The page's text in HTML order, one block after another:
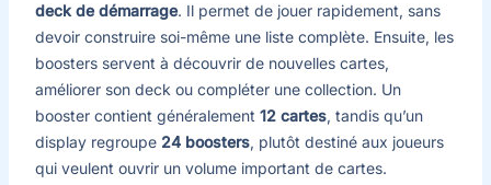
deck de démarrage. Il permet de jouer rapidement, sans
devoir construire soi-même une liste complète. Ensuite, les
boosters servent à découvrir de nouvelles cartes,
améliorer son deck ou compléter une collection. Un
booster contient généralement 12 cartes, tandis qu’un
display regroupe 24 boosters, plutôt destiné aux joueurs
qui veulent ouvrir un volume important de cartes.